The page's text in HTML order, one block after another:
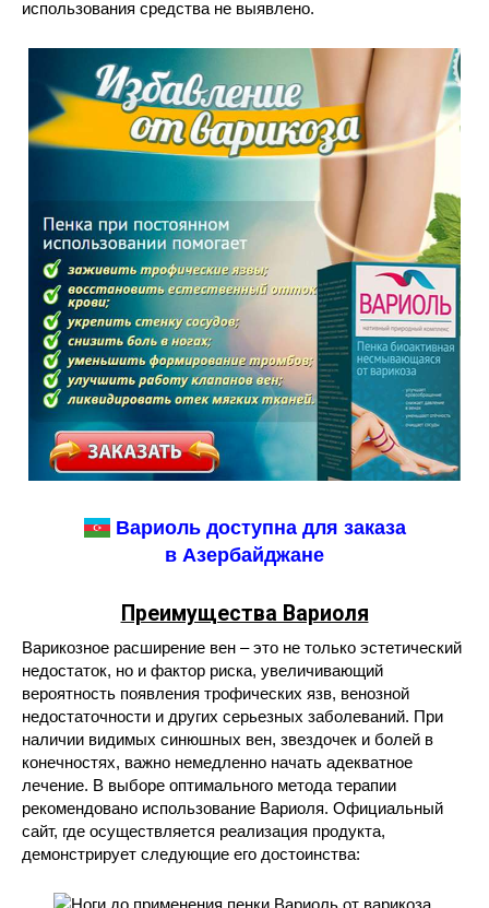
использования средства не выявлено.
Вариоль доступна для заказа
в Азербайджане
Преимущества Вариоля
Варикозное расширение вен – это не только эстетический
недостаток, но и фактор риска, увеличивающий
вероятность появления трофических язв, венозной
недостаточности и других серьезных заболеваний. При
наличии видимых синюшных вен, звездочек и болей в
конечностях, важно немедленно начать адекватное
лечение. В выборе оптимального метода терапии
рекомендовано использование Вариоля. Официальный
сайт, где осуществляется реализация продукта,
демонстрирует следующие его достоинства: